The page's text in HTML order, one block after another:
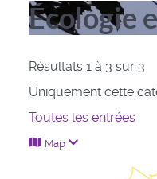
Écologie
Résultats 1 à 3 sur 3
Uniquement cette
Toutes les entrées
Map